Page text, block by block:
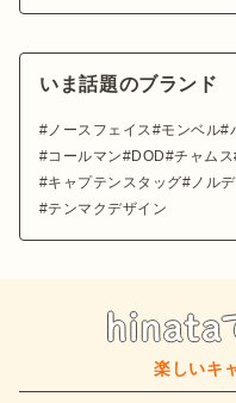
いま話題のブランド
ノースフェイス モンベル
コールマン
DOD チャムス
キャプテンスタッグ
ノル
テンマクデザイン
楽しいキ